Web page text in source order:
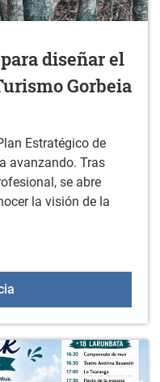
diseñar el
Gorbeia
Estratégico de
avanzando. Tras
se abre
la visión de la
Encuesta ciudadana